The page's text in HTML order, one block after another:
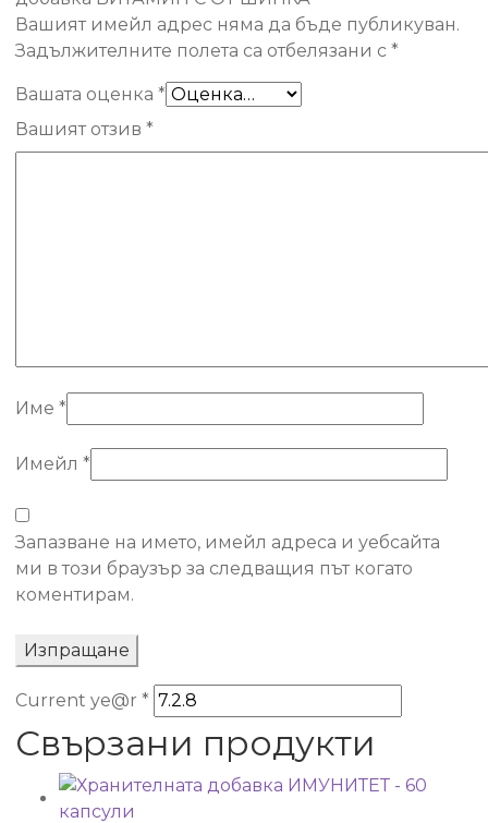
Вашият имейл адрес няма да бъде публикуван.
Задължителните полета са отбелязани с *
Вашата оценка *
Вашият отзив *
Име *
Имейл *
Запазване на името, имейл адреса и уебсайта
ми в този браузър за следващия път когато
коментирам.
Current ye@r *
Свързани продукти